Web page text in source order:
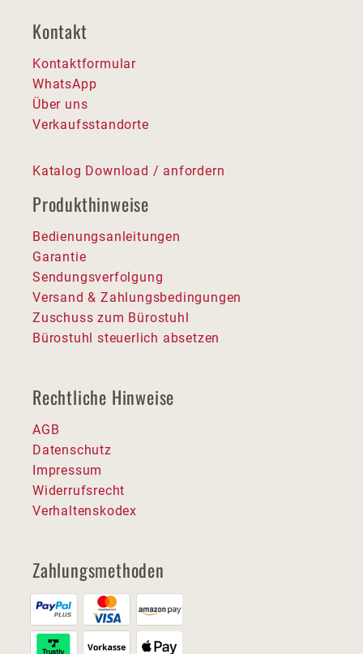
Kontakt
Kontaktformular
WhatsApp
Über uns
Verkaufsstandorte
Katalog Download / anfordern
Produkthinweise
Bedienungsanleitungen
Garantie
Sendungsverfolgung
Versand & Zahlungsbedingungen
Zuschuss zum Bürostuhl
Bürostuhl steuerlich absetzen
Rechtliche Hinweise
AGB
Datenschutz
Impressum
Widerrufsrecht
Verhaltenskodex
Zahlungsmethoden